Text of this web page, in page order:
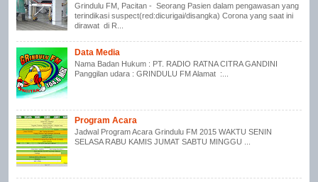
Grindulu FM, Pacitan - Seorang Pasien dalam pengawasan yang
terindikasi suspect(red:dicurigai/disangka) Corona yang saat ini
dirawat di R...
Data Media
Nama Badan Hukum : PT. RADIO RATNA CITRA GANDINI
Panggilan udara : GRINDULU FM Alamat :...
Program Acara
Jadwal Program Acara Grindulu FM 2015 WAKTU SENIN
SELASA RABU KAMIS JUMAT SABTU MINGGU ...